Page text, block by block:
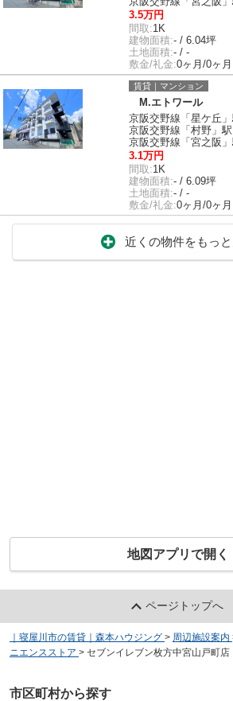
3.5万円
間取:1K
建物面積:- / 6.04坪
土地面積:- / -
敷金/礼金:0ヶ月/0ヶ月
賃貸｜マンション
M.エトワール
京阪交野線「星ケ丘
京阪交野線「村野」
京阪交野線「宮之阪
3.1万円
間取:1K
建物面積:- / 6.09坪
土地面積:- / -
敷金/礼金:0ヶ月/0ヶ月
近くの物件をもっ
地図アプリで開く
ページトップへ
｜寝屋川市の賃貸｜森本ハウジング > 周辺施設案内
ニエンスストア > セブンイレブン枚方中宮山戸町店
市区町村から探す